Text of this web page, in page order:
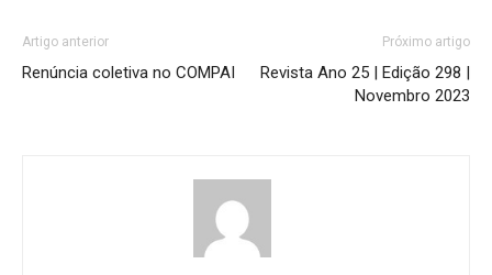
Artigo anterior
Renúncia coletiva no COMPAI
Próximo artigo
Revista Ano 25 | Edição 298 |
Novembro 2023